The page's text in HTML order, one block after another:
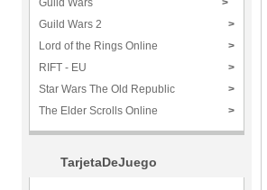
Guild Wars
>
Guild Wars 2
>
Lord of the Rings Online
>
RIFT - EU
>
Star Wars The Old Republic
>
The Elder Scrolls Online
>
TarjetaDeJuego